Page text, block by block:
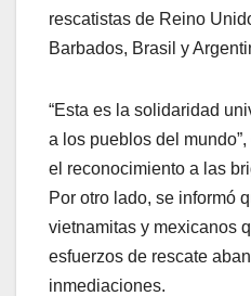
rescatistas de Reino
Barbados, Brasil y
“Esta es la solidaridad
a los pueblos del
el reconocimiento a las
Por otro lado, se informó
vietnamitas y mexicanos
esfuerzos de rescate
inmediaciones.